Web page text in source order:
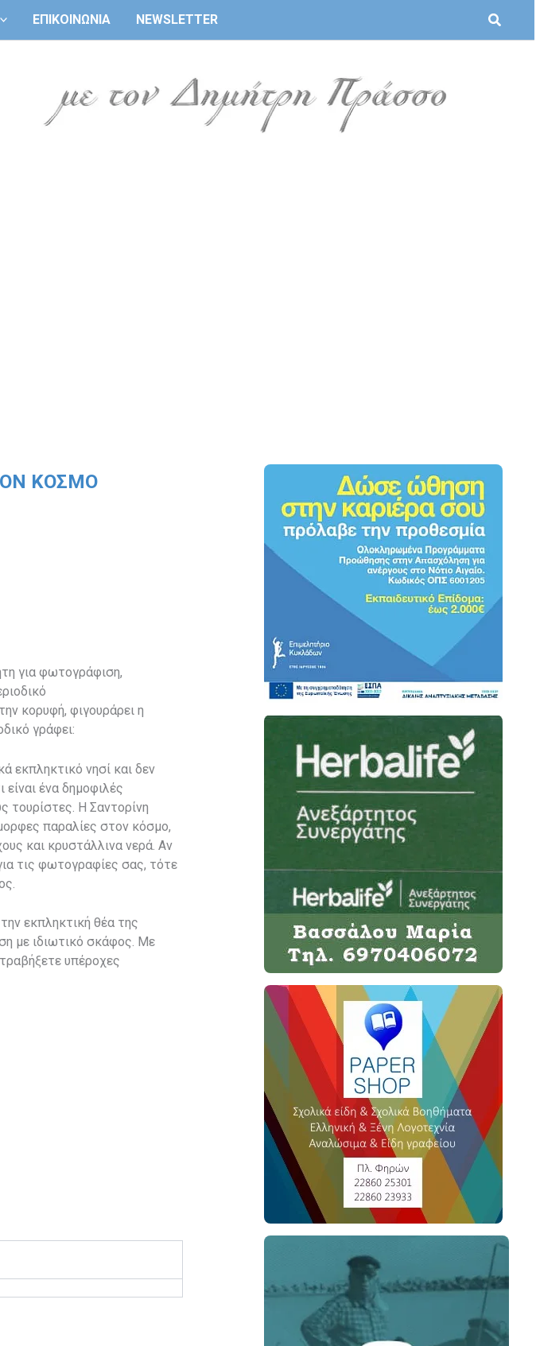
ΕΠΙΚΟΙΝΩΝΙΑ NEWSLETTER
ΚΟΣΜΟ
για φωτογράφιση,
κορυφή, φιγουράρει η
γράφει:
εκπληκτικό νησί και δεν
ένα δημοφιλές
τουρίστες. Η Σαντορίνη
παραλίες στον κόσμο,
και κρυστάλλινα νερά. Αν
τις φωτογραφίες σας, τότε
εκπληκτική θέα της
με ιδιωτικό σκάφος. Με
υπέροχες